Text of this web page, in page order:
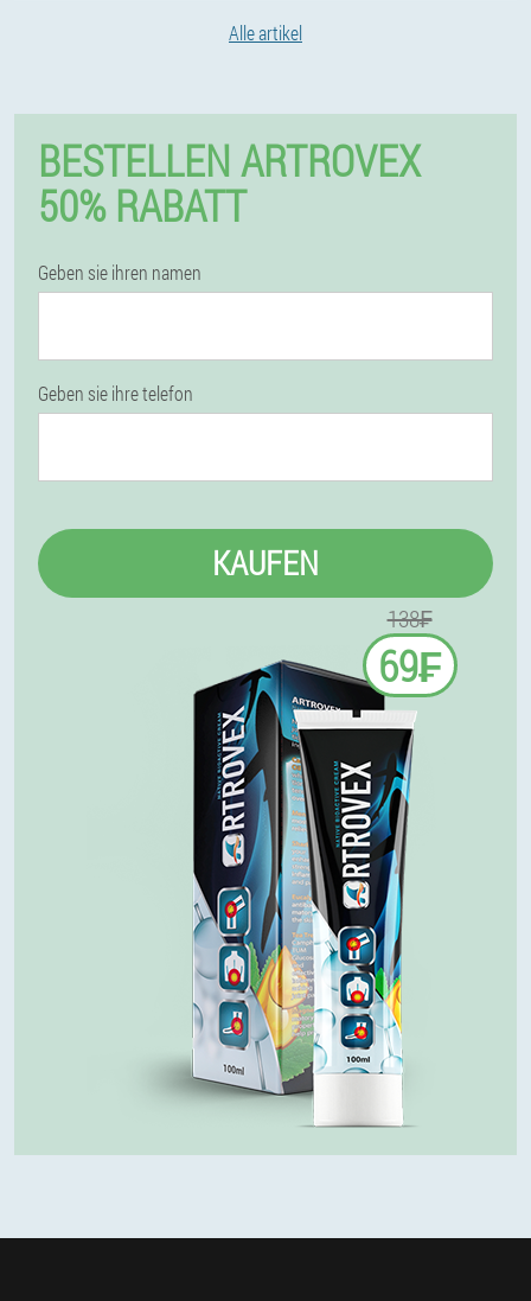
Alle artikel
BESTELLEN ARTROVEX
50% RABATT
Geben sie ihren namen
Geben sie ihre telefon
KAUFEN
138₣
69₣